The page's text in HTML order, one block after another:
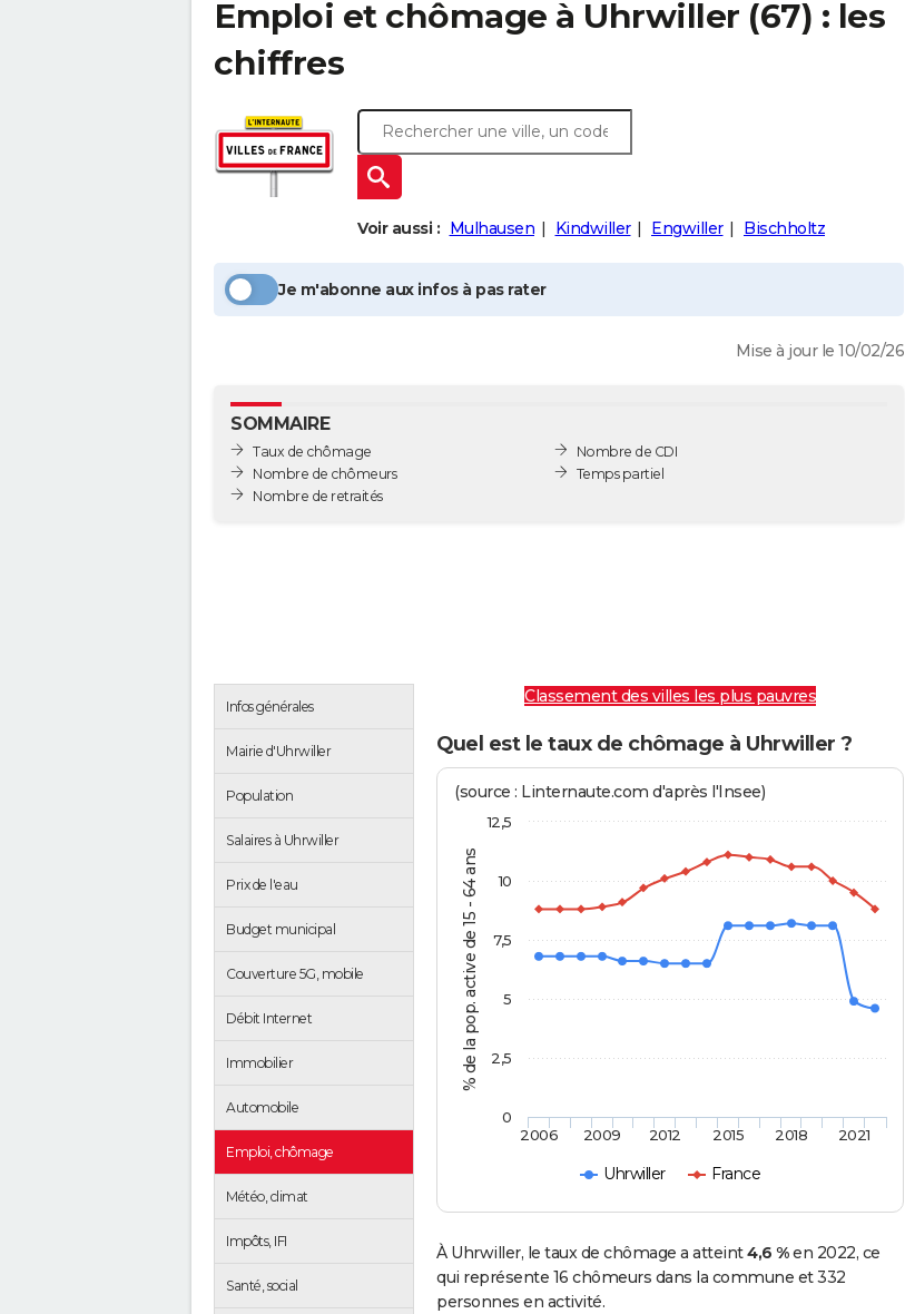
Emploi et chômage à Uhrwiller (67) : les
chiffres
Voir aussi : Mulhausen Kindwiller Engwiller Bischholtz
Je m'abonne aux infos à pas rater
Mise à jour le 10/02/26
SOMMAIRE
Taux de chômage
Nombre de chômeurs
Nombre de retraités
Nombre de CDI
Temps partiel
Infos générales
Mairie d'Uhrwiller
Population
Salaires à Uhrwiller
Prix de l'eau
Budget municipal
Couverture 5G, mobile
Débit Internet
Immobilier
Automobile
Emploi, chômage
Météo, climat
Impôts, IFI
Santé, social
Classement des villes les plus pauvres
Quel est le taux de chômage à Uhrwiller ?
% de la pop. active de 15 - 64 ans
(source : Linternaute.com d'après l'Insee)
Uhrwiller France
2006 2009 2012 2015 2018 2021
0
2,5
5
7,5
10
12,5
À Uhrwiller, le taux de chômage a atteint4,6 %en 2022, ce
qui représente 16 chômeurs dans la commune et 332
personnes en activité.